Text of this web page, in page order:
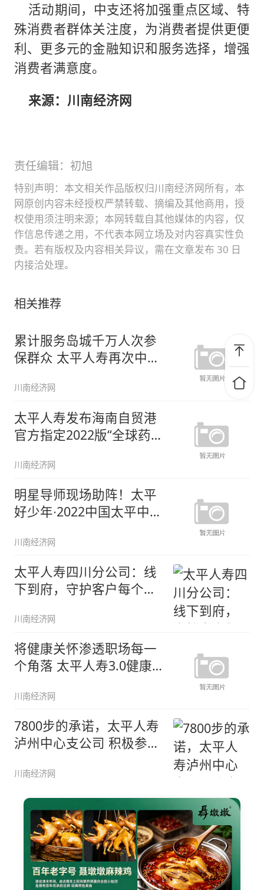
活动期间，中支还将加强重点区域、特
殊消费者群体关注度，为消费者提供更便
利、更多元的金融知识和服务选择，增强
消费者满意度。
来源：川南经济网
责任编辑：初旭
特别声明：本文相关作品版权归川南经济网所有，本
网原创内容未经授权严禁转载、摘编及其他商用，授
权使用须注明来源；本网转载自其他媒体的内容，仅
作信息传递之用，不代表本网立场及对内容真实性负
责。若有版权及内容相关异议，需在文章发布 30 日
内接洽处理。
相关推荐
累计服务岛城千万人次参
保群众 太平人寿再次中标
川南经济网
太平人寿发布海南自贸港
官方指定2022版“全球药
川南经济网
明星导师现场助阵！太平
好少年∙2022中国太平中国
川南经济网
太平人寿四川分公司：线
下到府，守护客户每个时
川南经济网
将健康关怀渗透职场每一
个角落 太平人寿3.0健康
川南经济网
7800步的承诺，太平人寿
泸州中心支公司 积极参与
川南经济网